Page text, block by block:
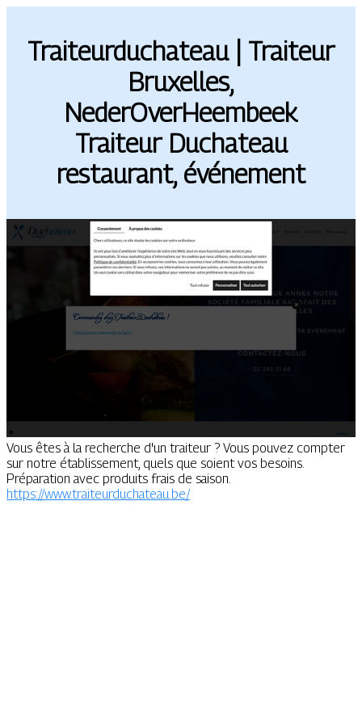
Traiteur­ducha­teau | Traiteur
Bruxelles,
NederOverHeembeek
Traiteur Duchateau
restaurant, événement
Vous êtes à la recherche d'un traiteur ? Vous pouvez compter
sur notre établissement, quels que soient vos besoins.
Préparation avec produits frais de saison.
https://www.traiteurduchateau.be/